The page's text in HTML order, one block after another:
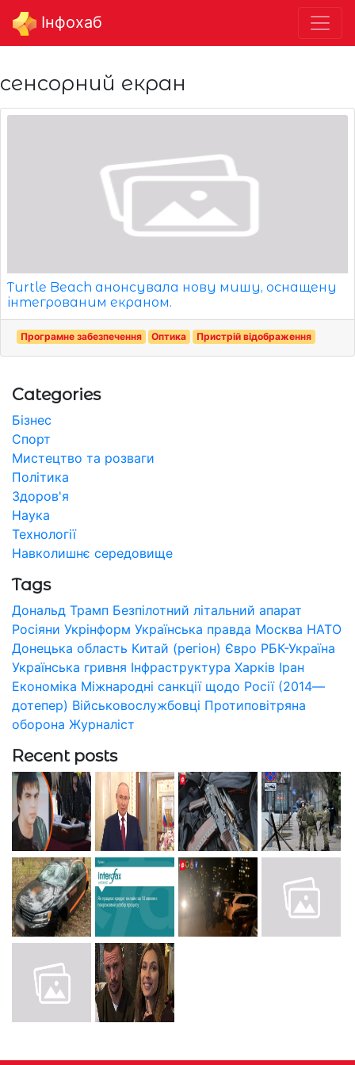
Інфохаб
сенсорний екран
Turtle Beach анонсувала нову мишу, оснащену
інтегрованим екраном.
Програмне забезпечення Оптика Пристрій відображення
Categories
Бізнес
Спорт
Мистецтво та розваги
Політика
Здоров'я
Наука
Технології
Навколишнє середовище
Tags
Дональд Трамп Безпілотний літальний апарат
Росіяни Укрінформ Українська правда Москва НАТО
Донецька область Китай (регіон) Євро РБК-Україна
Українська гривня Інфраструктура Харків Іран
Економіка Міжнародні санкції щодо Росії (2014—
дотепер) Військовослужбовці Протиповітряна
оборона Журналіст
Recent posts